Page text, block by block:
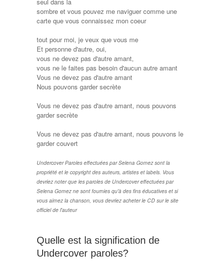
sombre et vous pouvez me naviguer comme une
carte que vous connaissez mon coeur
tout pour moi, je veux que vous me
Et personne d'autre, oui,
vous ne devez pas d'autre amant,
vous ne le faites pas besoin d'aucun autre amant
Vous ne devez pas d'autre amant
Nous pouvons garder secrète
Vous ne devez pas d'autre amant, nous pouvons
garder secrète
Vous ne devez pas d'autre amant, nous pouvons le
garder couvert
Undercover Paroles effectuées par Selena Gomez sont la
propriété et le copyright des auteurs, artistes et labels. Vous
devriez noter que les paroles de Undercover effectuées par
Selena Gomez ne sont fournies qu'à des fins éducatives et si
vous aimez la chanson, vous devriez acheter le CD sur le site
officiel de l'auteur
Quelle est la signification de
Undercover paroles?